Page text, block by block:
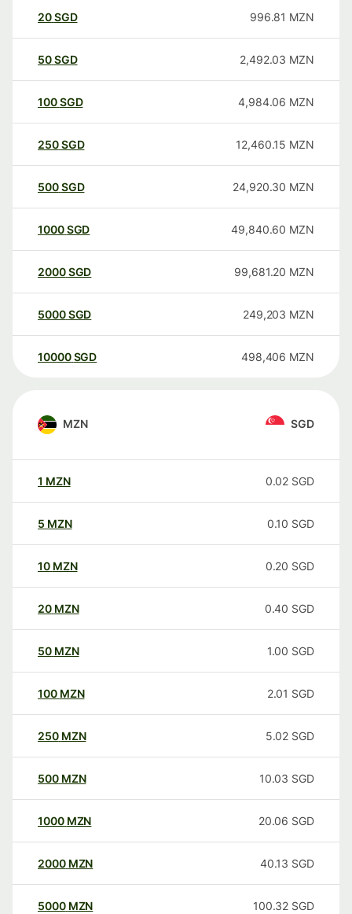
20SGD 996.81 MZN
50SGD 2,492.03 MZN
100SGD 4,984.06 MZN
250SGD 12,460.15 MZN
500SGD 24,920.30 MZN
1000SGD 49,840.60 MZN
2000SGD 99,681.20 MZN
5000SGD 249,203 MZN
10000 SGD 498,406 MZN
MZN SGD
1 MZN 0.02 SGD
5 MZN 0.10 SGD
10 MZN 0.20 SGD
20 MZN 0.40 SGD
50 MZN 1.00 SGD
100 MZN 2.01 SGD
250 MZN 5.02 SGD
500 MZN 10.03 SGD
1000 MZN 20.06 SGD
2000 MZN 40.13 SGD
5000 MZN 100.32 SGD